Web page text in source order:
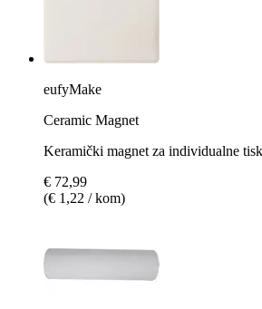
eufyMake
Ceramic Magnet
Keramički magnet za individualne
€ 72,99
(€ 1,22 / kom)